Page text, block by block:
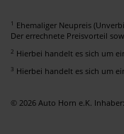
1 Ehemaliger Neupreis
Der errechnete Preisvorteil
2 Hierbei handelt es sich um
3 Hierbei handelt es sich um
© 2026 Auto Horn e.K.